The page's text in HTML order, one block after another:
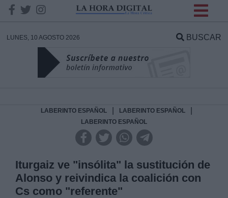
LUNES, 10 AGOSTO 2026 BUSCAR
LABERINTO ESPAÑOL LABERINTO ESPAÑOL
LABERINTO ESPAÑOL
Iturgaiz ve "insólita" la sustitución de
Alonso y reivindica la coalición con
Cs como "referente"
DATOS
Responsable:
Legitimación: